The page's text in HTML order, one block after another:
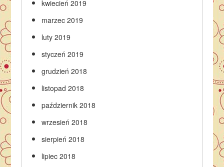
kwiecień 2019
marzec 2019
luty 2019
styczeń 2019
grudzień 2018
listopad 2018
październik 2018
wrzesień 2018
sierpień 2018
lipiec 2018